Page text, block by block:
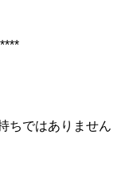
ちではありません